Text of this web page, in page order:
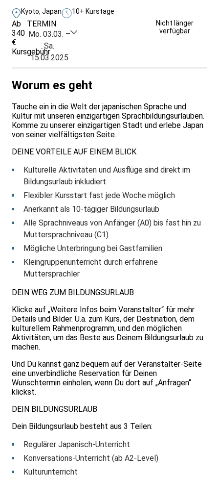
Kyoto, Japan 10+ Kurstage
Ab
340
€
Kursgebühr
TERMIN
Mo. 03.03. –
Sa.
15.03.2025
Nicht länger
verfügbar
Worum es geht
Tauche ein in die Welt der japanischen Sprache und
Kultur mit unseren einzigartigen Sprachbildungsurlauben.
Komme zu unserer einzigartigen Stadt und erlebe Japan
von seiner vielfältigsten Seite.
DEINE VORTEILE AUF EINEM BLICK
Kulturelle Aktivitäten und Ausflüge sind direkt im
Bildungsurlaub inkludiert
Flexibler Kursstart fast jede Woche möglich
Anerkannt als 10-tägiger Bildungsurlaub
Alle Sprachniveaus von Anfänger (A0) bis fast hin zu
Muttersprachniveau (C1)
Mögliche Unterbringung bei Gastfamilien
Kleingruppenunterricht durch erfahrene
Muttersprachler
DEIN WEG ZUM BILDUNGSURLAUB
Klicke auf „Weitere Infos beim Veranstalter“ für mehr
Details und Bilder. U.a. zum Kurs, der Destination, dem
kulturellem Rahmenprogramm, und den möglichen
Aktivitäten, um das Beste aus Deinem Bildungsurlaub zu
machen.
Und Du kannst ganz bequem auf der Veranstalter-Seite
eine unverbindliche Reservation für Deinen
Wunschtermin einholen, wenn Du dort auf „Anfragen“
klickst.
DEIN BILDUNGSURLAUB
Dein Bildungsurlaub besteht aus 3 Teilen:
Regulärer Japanisch-Unterricht
Konversations-Unterricht (ab A2-Level)
Kulturunterricht